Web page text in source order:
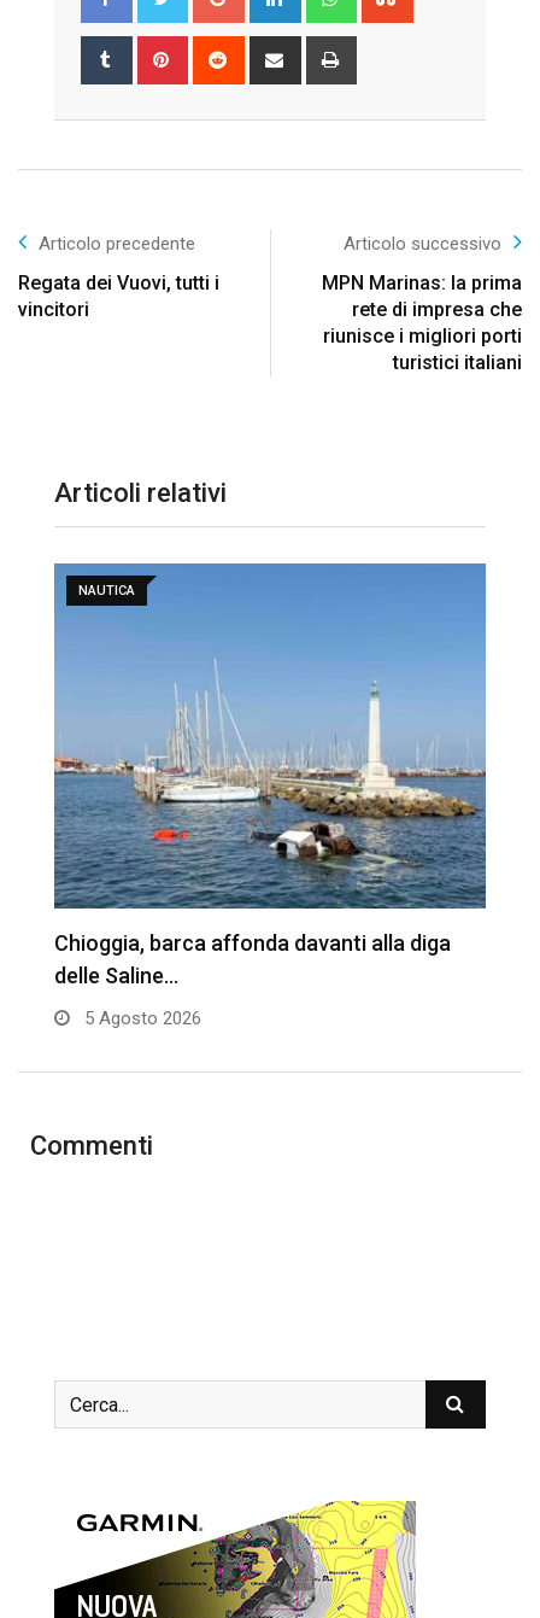
Tumblr Pinterest Reddit
Share
Articolo precedente
Regata dei Vuovi, tutti i
vincitori
Articolo successivo
MPN Marinas: la prima
rete di impresa che
riunisce i migliori porti
turistici italiani
Articoli relativi
NAUTICA
Chioggia, barca affonda davanti alla diga
delle Saline…
5 Agosto 2026
Commenti